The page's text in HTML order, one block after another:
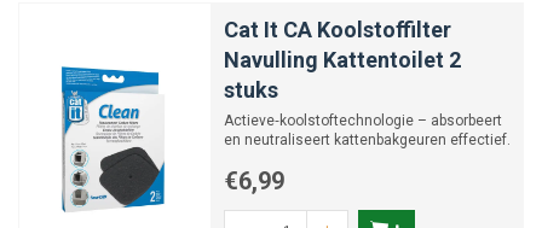
Cat It CA Koolstoffilter
Navulling Kattentoilet 2
stuks
Actieve‑koolstoftechnologie – absorbeert
en neutraliseert kattenbakgeuren effectief.
€6,99